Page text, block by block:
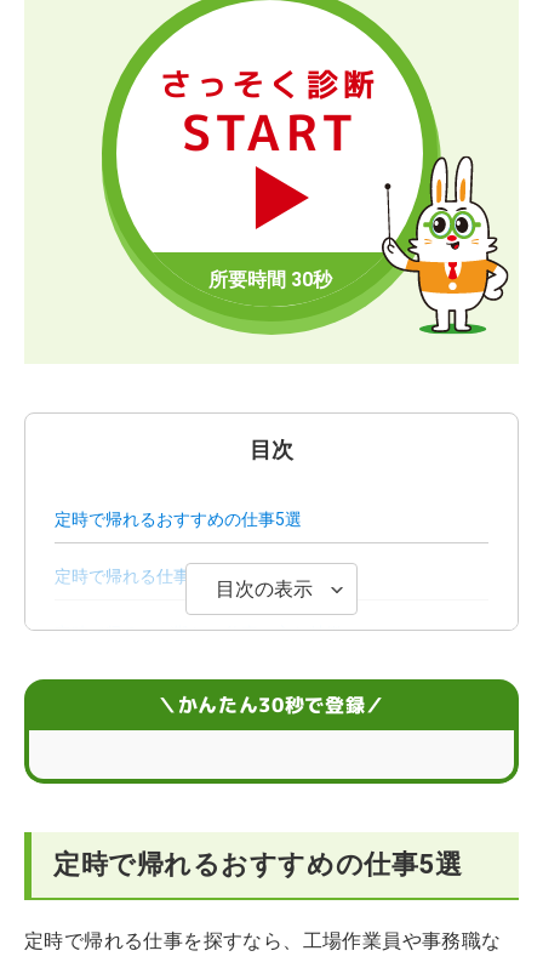
さっそく診断
START
目次
定時で帰れるおすすめの仕事5選
定時で帰れる仕事の主な特徴
定時で帰るのが難しい仕事の主な特徴
定時で帰れる仕事に転職するコツ
目次の表示
＼かんたん30秒で登録／
定時で帰れるおすすめの仕事5選
定時で帰れる仕事を探すなら、工場作業員や事務職な